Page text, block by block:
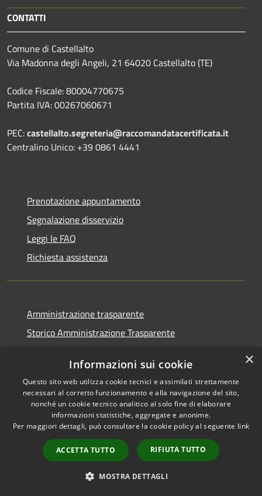
CONTATTI
Comune di Castellalto
Via Madonna degli Angeli, 21 64020 Castellalto (TE)
Codice Fiscale: 80004770675
Partita IVA: 00267060671
PEC:castellalto.segreteria@raccomandatacertificata.it
Centralino Unico: +39 0861 4441
Prenotazione appuntamento
Segnalazione disservizio
Leggi le FAQ
Richiesta assistenza
Amministrazione trasparente
Storico Amministrazione Trasparente
Dichiarazione di accessibilità
Accessibilità
Copyright © 2026 • Comune di
Castellalto • Powered by
Municipium
×
Informazioni sui cookie
Questo sito web utilizza cookie tecnici e assimilati strettamente
necessari al corretto funzionamento e alla navigazione del sito,
nonché un cookie tecnico analitico al solo fine di elaborare
informazioni statistiche, aggregate e anonime.
Per maggiori dettagli, può consultare la cookie policy al seguente link
ACCETTA TUTTO RIFIUTA TUTTO
MOSTRA DETTAGLI